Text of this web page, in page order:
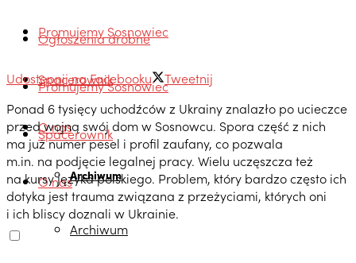
Promujemy Sosnowiec
Spacerownik
O nas
Archiwum
Ogłoszenia drobne
Promujemy Sosnowiec
Spacerownik
O nas
Archiwum
Udostępnij na Facebooku
Tweetnij
Ponad 6 tysięcy uchodźców z Ukrainy znalazło po ucieczce
przed wojną swój dom w Sosnowcu. Spora część z nich
ma już numer pesel i profil zaufany, co pozwala
m.in. na podjęcie legalnej pracy. Wielu uczęszcza też
na kursy języka polskiego. Problem, który bardzo często ich
dotyka jest trauma związana z przeżyciami, których oni
i ich bliscy doznali w Ukrainie.